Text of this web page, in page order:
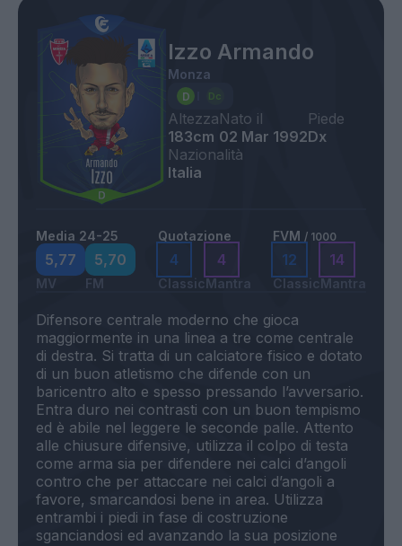
Izzo Armando
Monza
Altezza
183cm
Nato il
02 Mar 1992
Piede
Dx
Nazionalità
Italia
Media 24-25
5,77
MV
5,70
FM
Quotazione
4
Classic
4
Mantra
FVM / 1000
12
Classic
14
Mantra
Difensore centrale moderno che gioca
maggiormente in una linea a tre come centrale
di destra. Si tratta di un calciatore fisico e dotato
di un buon atletismo che difende con un
baricentro alto e spesso pressando l’avversario.
Entra duro nei contrasti con un buon tempismo
ed è abile nel leggere le seconde palle. Attento
alle chiusure difensive, utilizza il colpo di testa
come arma sia per difendere nei calci d’angoli
contro che per attaccare nei calci d’angoli a
favore, smarcandosi bene in area. Utilizza
entrambi i piedi in fase di costruzione
sganciandosi ed avanzando la sua posizione